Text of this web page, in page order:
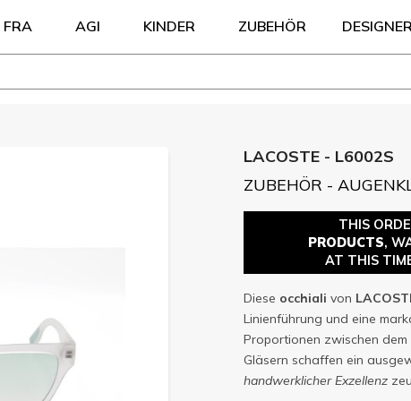
FRA AGI KINDER ZUBEHÖR
LACOSTE - L6002S
ZUBEHÖR -
THIS
PRODUCTS,
AT THIS
Diese occhiali von
Linienführung und eine
Proportionen zwischen dem
Gläsern schaffen ein
handwerklicher Exzellenz